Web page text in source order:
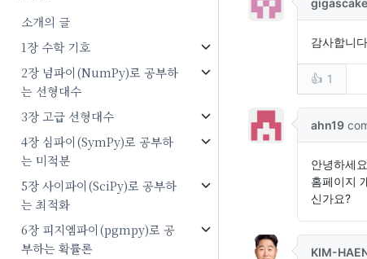
소개의 글
1장 수학 기호
2장 넘파이(NumPy)로 공부하
는 선형대수
3장 고급 선형대수
4장 심파이(SymPy)로 공부하
는 미적분
5장 사이파이(SciPy)로 공부하
는 최적화
6장 피지엠파이(pgmpy)로 공
부하는 확률론